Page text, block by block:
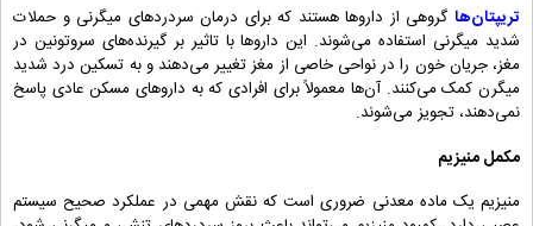
تریپتان‌ها گروهی از داروها هستند که برای درمان سردردهای میگرنی و حملات
شدید میگرنی استفاده می‌شوند. این داروها با تاثیر بر گیرنده‌های سروتونین در
مغز، جریان خون را در نواحی خاصی از مغز تغییر می‌دهند و به تسکین درد شدید
میگرن کمک می‌کنند. آن‌ها معمولاً برای افرادی که به داروهای مسکن عادی پاسخ
نمی‌دهند، تجویز می‌شوند.
مکمل منیزیم
منیزیم یک ماده معدنی ضروری است که نقش مهمی در عملکرد صحیح سیستم